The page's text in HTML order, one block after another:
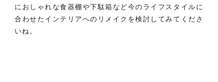
におしゃれな食器棚や下駄箱など今のライフスタイルに
合わせたインテリアへのリメイクを検討してみてくださ
いね。